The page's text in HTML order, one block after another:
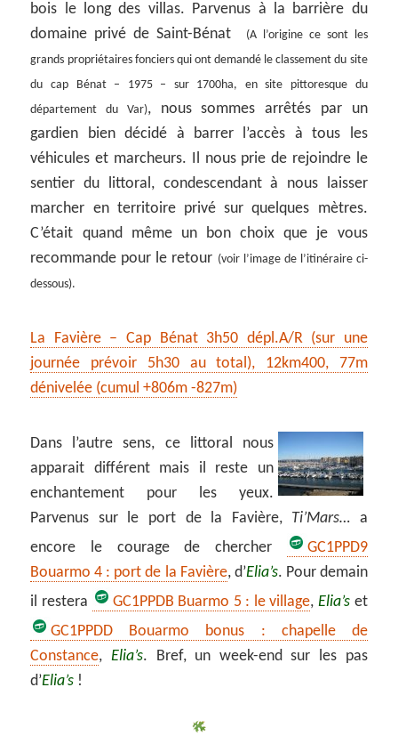
bois le long des villas. Parvenus à la barrière du
domaine privé de Saint-Bénat
(A l’origine ce sont les
grands propriétaires fonciers qui ont demandé le classement du site
du cap Bénat – 1975 – sur 1700ha, en site pittoresque du
département du Var), nous sommes arrêtés par un
gardien bien décidé à barrer l’accès à tous les
véhicules et marcheurs. Il nous prie de rejoindre le
sentier du littoral, condescendant à nous laisser
marcher en territoire privé sur quelques mètres.
C’était quand même un bon choix que je vous
recommande pour le retour (voir l’image de l’itinéraire ci-
dessous).
La Favière – Cap Bénat 3h50 dépl.A/R (sur une
journée prévoir 5h30 au total), 12km400, 77m
dénivelée (cumul +806m -827m)
Dans l’autre sens, ce littoral nous
apparait différent mais il reste un
enchantement pour les yeux.
Parvenus sur le port de la Favière, Ti’Mars… a
encore le courage de chercher
GC1PPD9
Bouarmo 4 : port de la Favière, d’Elia’s. Pour demain
il restera
GC1PPDB Buarmo 5 : le village,Elia’s et
GC1PPDD Bouarmo bonus : chapelle de
Constance,Elia’s. Bref, un week-end sur les pas
d’Elia’s !